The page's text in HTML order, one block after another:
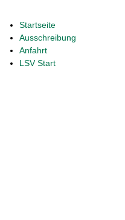
Startseite
Ausschreibung
Anfahrt
LSV Start